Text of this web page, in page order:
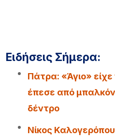
Ειδήσεις Σήμερα:
Πάτρα: «Άγιο»
έπεσε από
δέντρο
Νίκος